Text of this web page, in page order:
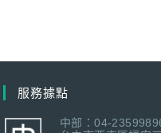
服務據點
中部：04-